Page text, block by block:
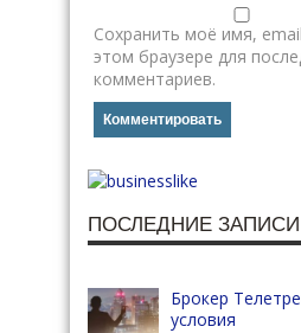
Сохранить моё имя,
этом браузере для
комментариев.
ПОСЛЕДНИЕ ЗАПИСИ
Брокер
условия